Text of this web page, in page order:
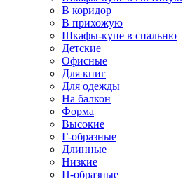
В коридор
В прихожую
Шкафы-купе в спальню
Детские
Офисные
Для книг
Для одежды
На балкон
Форма
Высокие
Г-образные
Длинные
Низкие
П-образные